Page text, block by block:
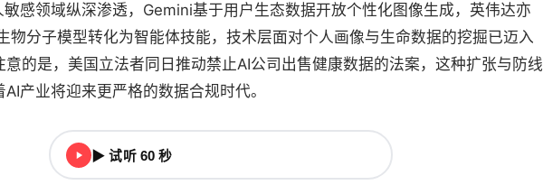
感领域纵深渗透，Gemini基于用户生态数据开放个性化图像生成，英伟达亦
物分子模型转化为智能体技能，技术层面对个人画像与生命数据的挖掘已迈入
意的是，美国立法者同日推动禁止AI公司出售健康数据的法案，这种扩张与防线
产业将迎来更严格的数据合规时代。
▶ 试听 60 秒